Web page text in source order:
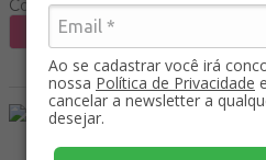
Ao se cadastrar você irá
nossa Política de Privacidade
cancelar a newsletter a
desejar.